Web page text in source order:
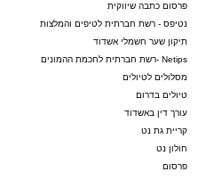
פרסום כתבה שיווקית
נטיפס - רשת חברתית לטיפים והמלצות
תיקון שער חשמלי אשדוד
Netips -רשת חברתית לחכמת ההמונים
מסלולים לטיולים
טיולים בדרום
עורך דין באשדוד
קריית גת נט
חולון נט
פרסום